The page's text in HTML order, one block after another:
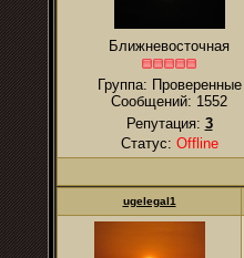
Ближневосточная
Группа: Проверенные
Сообщений: 1552
Репутация: 3
Статус: Offline
ugelegal1